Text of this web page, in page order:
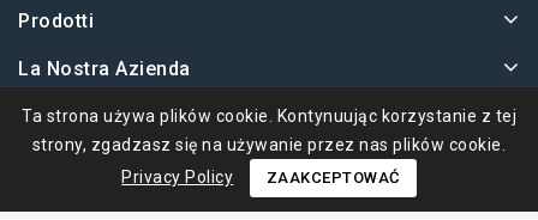
Prodotti
La Nostra Azienda
Twoje Konto
Ta strona używa plików cookie. Kontynuując korzystanie z tej
strony, zgadzasz się na używanie przez nas plików cookie.
Privacy Policy
ZAAKCEPTOWAĆ